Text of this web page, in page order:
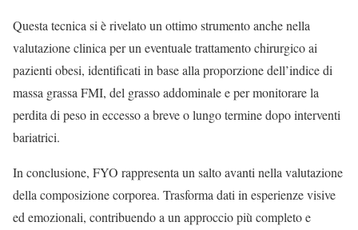
Questa tecnica si è rivelato un ottimo strumento anche nella
valutazione clinica per un eventuale trattamento chirurgico ai
pazienti obesi, identificati in base alla proporzione dell’indice di
massa grassa FMI, del grasso addominale e per monitorare la
perdita di peso in eccesso a breve o lungo termine dopo interventi
bariatrici.
In conclusione, FYO rappresenta un salto avanti nella valutazione
della composizione corporea. Trasforma dati in esperienze visive
ed emozionali, contribuendo a un approccio più completo e